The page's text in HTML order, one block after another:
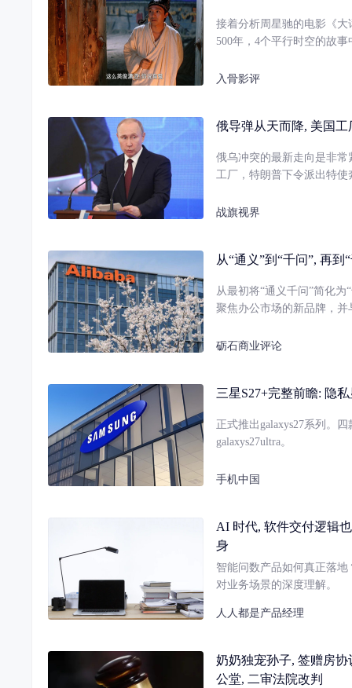
接着分析周星驰的电影《
500年，4个平行时空的故
入骨影评
俄导弹从天而降, 美国
俄乌冲突的最新走向是非
工厂，特朗普下令派出特使
战旗视界
从“通义”到“千问”, 再
从最初将“通义千问”简化为
聚焦办公市场的新品牌，
砺石商业评论
三星S27+完整前瞻: 隐
正式推出galaxys27系列。
galaxys27ultra。
手机中国
AI 时代, 软件交付逻辑
身
智能问数产品如何真正落
对业务场景的深度理解。
人人都是产品经理
奶奶独宠孙子, 签赠房
公堂, 二审法院改判